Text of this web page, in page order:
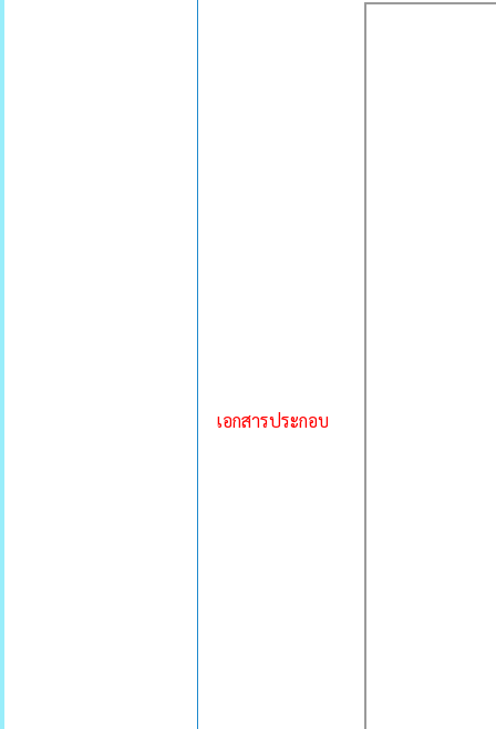
เอกสารประกอบ